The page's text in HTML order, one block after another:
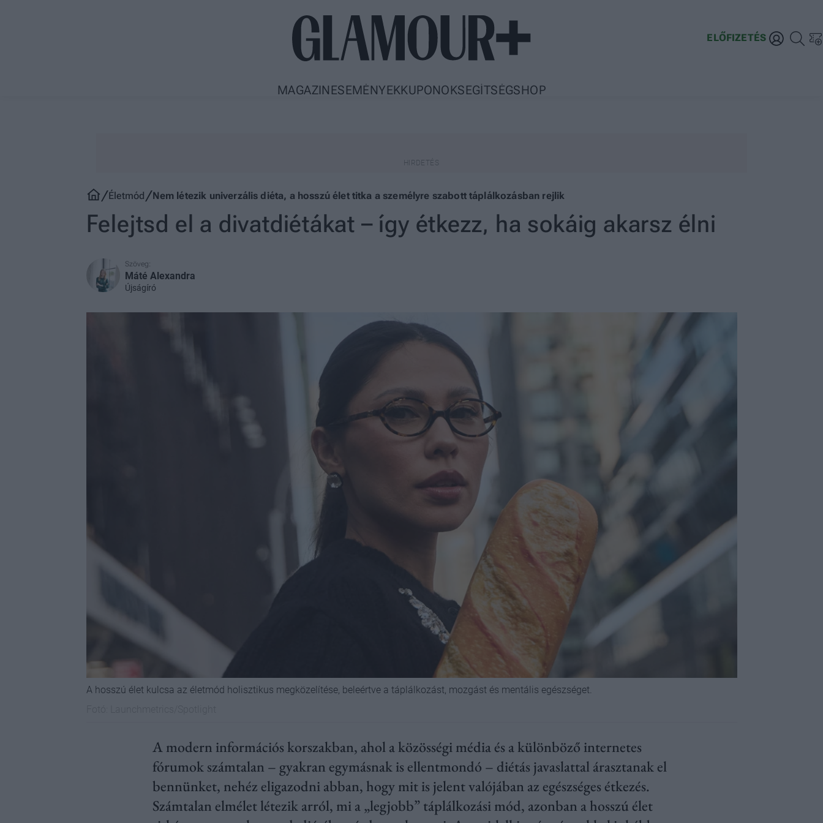
ELŐFIZETÉS
MAGAZIN ESEMÉNYEKKUPONOKSEGÍTSÉGSHOP
Életmód Nem létezik univerzális diéta, a hosszú élet titka a személyre szabott táplálkozásban rejlik
Felejtsd el a divatdiétákat – így étkezz, ha sokáig akarsz élni
Szöveg:
Máté Alexandra
Újságíró
A hosszú élet kulcsa az életmód holisztikus megközelítése, beleértve a táplálkozást, mozgást és mentális egészséget.
A modern információs korszakban, ahol a közösségi média és a különböző internetes
fórumok számtalan – gyakran egymásnak is ellentmondó – diétás javaslattal árasztanak el
bennünket, nehéz eligazodni abban, hogy mit is jelent valójában az egészséges étkezés.
Számtalan elmélet létezik arról, mi a „legjobb” táplálkozási mód, azonban a hosszú élet